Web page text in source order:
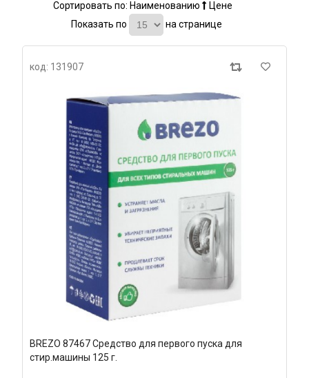
Сортировать по: Наименованию
Цене
Показать по
на странице
код: 131907
BREZO 87467 Средство для первого пуска для
стир.машины 125 г.